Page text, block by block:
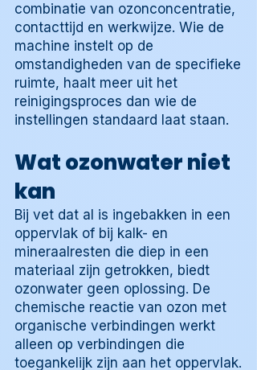
combinatie van ozonconcentratie,
contacttijd en werkwijze. Wie de
machine instelt op de
omstandigheden van de specifieke
ruimte, haalt meer uit het
reinigingsproces dan wie de
instellingen standaard laat staan.
Wat ozonwater niet
kan
Bij vet dat al is ingebakken in een
oppervlak of bij kalk- en
mineraalresten die diep in een
materiaal zijn getrokken, biedt
ozonwater geen oplossing. De
chemische reactie van ozon met
organische verbindingen werkt
alleen op verbindingen die
toegankelijk zijn aan het oppervlak.